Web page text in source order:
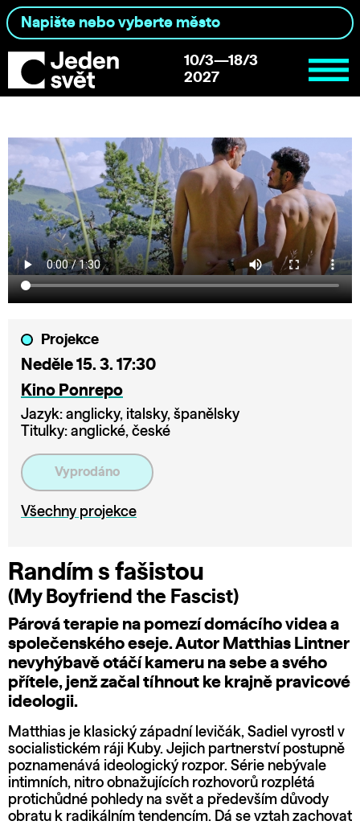
10/3—18/3
2027
Projekce
Neděle 15. 3. 17:30
Kino Ponrepo
Jazyk: anglicky, italsky, španělsky
Titulky: anglické, české
Vyprodáno
Všechny projekce
Randím s fašistou
(My Boyfriend the Fascist)
Párová terapie na pomezí domácího videa a
společenského eseje. Autor Matthias Lintner
nevyhýbavě otáčí kameru na sebe a svého
přítele, jenž začal tíhnout ke krajně pravicové
ideologii.
Matthias je klasický západní levičák, Sadiel vyrostl v
socialistickém ráji Kuby. Jejich partnerství postupně
poznamenává ideologický rozpor. Série nebývale
intimních, nitro obnažujících rozhovorů rozplétá
protichůdné pohledy na svět a především důvody
obratu k radikálním tendencím. Dá se vztah zachovat